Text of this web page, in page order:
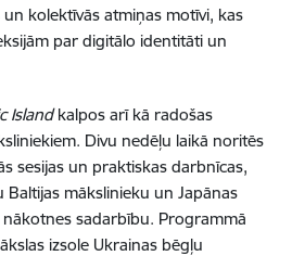
kolektīvās atmiņas motīvi, kas
par digitālo identitāti un
Islandkalpos arī kā radošas
Divu nedēļu laikā noritēs
sesijas un praktiskas darbnīcas,
Baltijas mākslinieku un Japānas
sadarbību. Programmā
izsole Ukrainas bēgļu